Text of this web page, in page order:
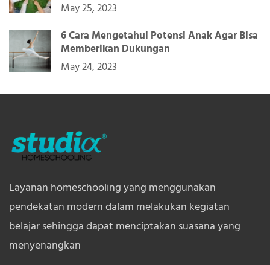
May 25, 2023
6 Cara Mengetahui Potensi Anak Agar Bisa
Memberikan Dukungan
May 24, 2023
Layanan homeschooling yang menggunakan
pendekatan modern dalam melakukan kegiatan
belajar sehingga dapat menciptakan suasana yang
menyenangkan